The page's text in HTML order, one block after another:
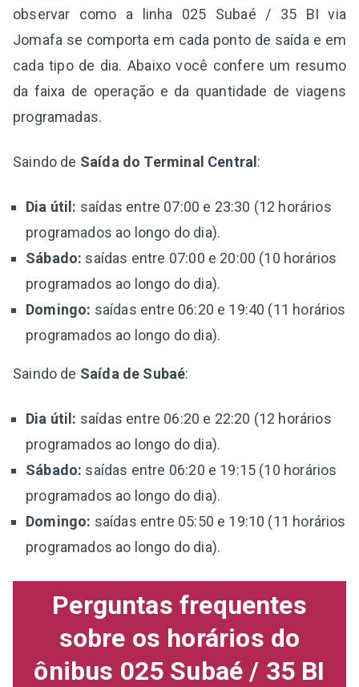
observar como a linha 025 Subaé / 35 BI via
Jomafa se comporta em cada ponto de saída e em
cada tipo de dia. Abaixo você confere um resumo
da faixa de operação e da quantidade de viagens
programadas.
Saindo de Saída do Terminal Central:
Dia útil: saídas entre 07:00 e 23:30 (12 horários
programados ao longo do dia).
Sábado: saídas entre 07:00 e 20:00 (10 horários
programados ao longo do dia).
Domingo: saídas entre 06:20 e 19:40 (11 horários
programados ao longo do dia).
Saindo de Saída de Subaé:
Dia útil: saídas entre 06:20 e 22:20 (12 horários
programados ao longo do dia).
Sábado: saídas entre 06:20 e 19:15 (10 horários
programados ao longo do dia).
Domingo: saídas entre 05:50 e 19:10 (11 horários
programados ao longo do dia).
Perguntas frequentes
sobre os horários do
ônibus 025 Subaé / 35 BI